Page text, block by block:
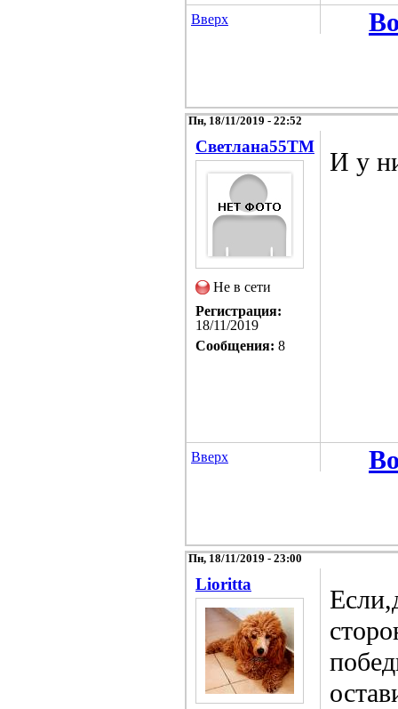
Вверх
Пн, 18/11/2019 - 22:52
Светлана55TM
Не в сети
Регистрация:
18/11/2019
Сообщения: 8
И у
Вверх
Пн, 18/11/2019 - 23:00
Lioritta